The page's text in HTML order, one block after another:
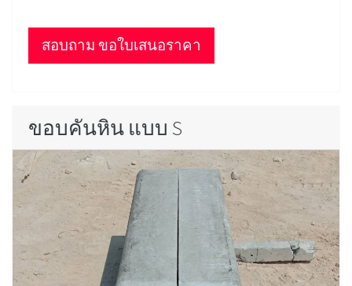
สอบถาม ขอใบเสนอราคา
ขอบคันหิน แบบ S